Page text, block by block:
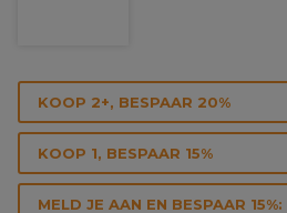
KOOP 2+, BESPAAR 20%
KOOP 1, BESPAAR 15%
MELD JE AAN EN BESPAAR